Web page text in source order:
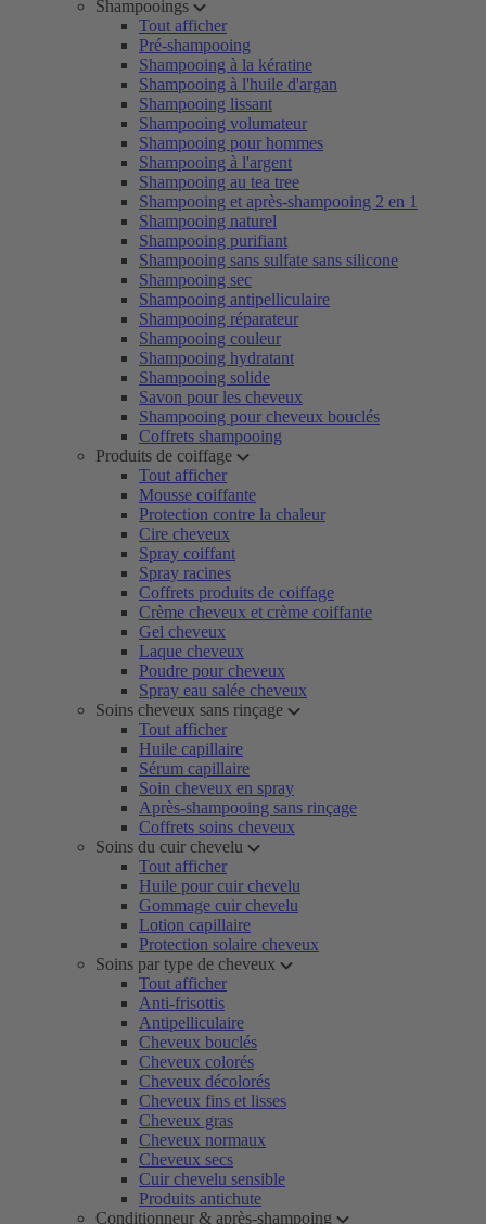
Shampooings
Tout afficher
Pré-shampooing
Shampooing à la kératine
Shampooing à l'huile d'argan
Shampooing lissant
Shampooing volumateur
Shampooing pour hommes
Shampooing à l'argent
Shampooing au tea tree
Shampooing et après-shampooing 2 en 1
Shampooing naturel
Shampooing purifiant
Shampooing sans sulfate sans silicone
Shampooing sec
Shampooing antipelliculaire
Shampooing réparateur
Shampooing couleur
Shampooing hydratant
Shampooing solide
Savon pour les cheveux
Shampooing pour cheveux bouclés
Coffrets shampooing
Produits de coiffage
Tout afficher
Mousse coiffante
Protection contre la chaleur
Cire cheveux
Spray coiffant
Spray racines
Coffrets produits de coiffage
Crème cheveux et crème coiffante
Gel cheveux
Laque cheveux
Poudre pour cheveux
Spray eau salée cheveux
Soins cheveux sans rinçage
Tout afficher
Huile capillaire
Sérum capillaire
Soin cheveux en spray
Après-shampooing sans rinçage
Coffrets soins cheveux
Soins du cuir chevelu
Tout afficher
Huile pour cuir chevelu
Gommage cuir chevelu
Lotion capillaire
Protection solaire cheveux
Soins par type de cheveux
Tout afficher
Anti-frisottis
Antipelliculaire
Cheveux bouclés
Cheveux colorés
Cheveux décolorés
Cheveux fins et lisses
Cheveux gras
Cheveux normaux
Cheveux secs
Cuir chevelu sensible
Produits antichute
Conditionneur & après-shampoing